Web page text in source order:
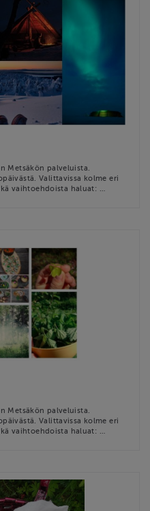
Metsäkön palveluista.
Valittavissa kolme eri
vaihtoehdoista haluat: …
Metsäkön palveluista.
Valittavissa kolme eri
vaihtoehdoista haluat: …